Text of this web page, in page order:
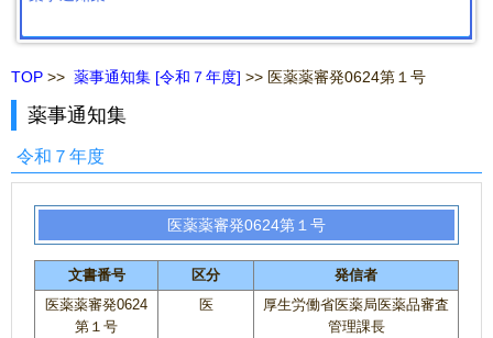
TOP >> 薬事通知集 [令和７年度] >> 医薬薬審発0624第１号
薬事通知集
令和７年度
医薬薬審発0624第１号
文書番号 区分
発信者
医薬薬審発0624
第１号
医
厚生労働省医薬局医薬品審査
管理課長